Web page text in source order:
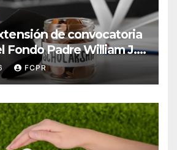
de convocatoria
Fondo Padre William J.
para estudiantes del
Ignacio
FCPR